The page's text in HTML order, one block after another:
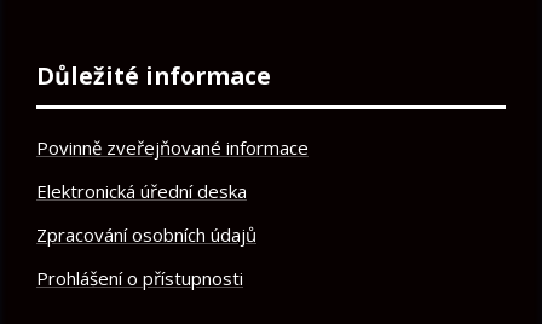
Důležité informace
Povinně zveřejňované informace
Elektronická úřední deska
Zpracování osobních údajů
Prohlášení o přístupnosti